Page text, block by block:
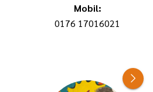
Mobil:
0176 17016021